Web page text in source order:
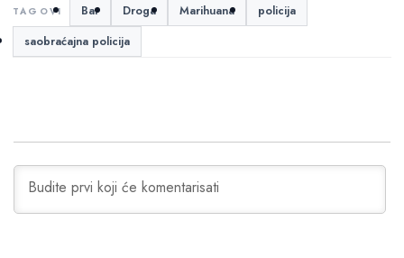
Bar Droga Marihuana
policija
saobraćajna policija